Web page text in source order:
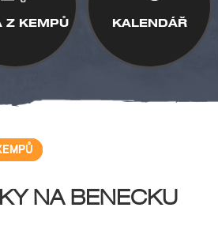
Z KEMPŮ KALENDÁŘ
NA BENECKU